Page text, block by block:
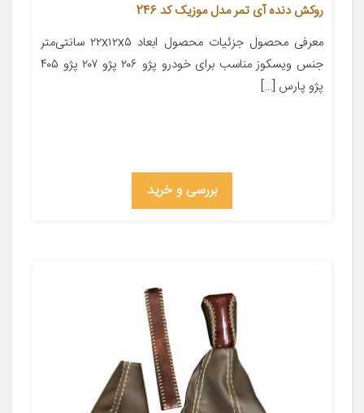
روکش دنده آی تمر مدل موزیک کد 246
معرفی محصول جزئیات محصول ابعاد ۲۲x۱۲x۵ سانتی‌متر
جنس ویسکوز مناسب برای خودرو پژو ۲۰۶ پژو ۲۰۷ پژو ۴۰۵
پژو پارس […]
بررسی و خرید